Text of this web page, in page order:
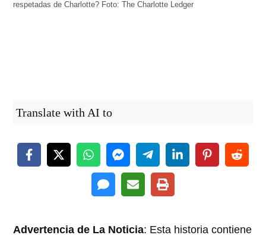
respetadas de Charlotte? Foto: The Charlotte Ledger
Translate with AI to
Advertencia de La Noticia: Esta historia contiene